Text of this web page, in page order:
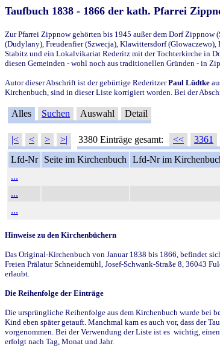
Taufbuch 1838 - 1866 der kath. Pfarrei
Zur Pfarrei Zippnow gehörten bis 1945 außer dem Dorf
(Dudylany), Freudenfier (Szwecja), Klawittersdorf
Stabitz und ein Lokalvikariat Rederitz mit der Tochterkirche in
diesen Gemeinden - wohl noch aus traditionellen Gründen - in
Autor dieser Abschrift ist der gebürtige RederitzerPaul Lüdtke
Kirchenbuch, sind in dieser Liste korrigiert worden. Bei der
Alles Suchen Auswahl Detail
|< < > >| 3380 Einträge gesamt: << 3361
Lfd-Nr
Seite im Kirchenbuch Lfd-Nr im
...
...
...
Hinweise zu den Kirchenbüchern
Das Original-Kirchenbuch von Januar 1838 bis 1866, befindet
Freien Prälatur Schneidemühl, Josef-Schwank-Straße 8, 36043
erlaubt.
Die Reihenfolge der Einträge
Die ursprüngliche Reihenfolge aus dem Kirchenbuch wurde bei
Kind eben später getauft. Manchmal kam es auch vor, dass der
vorgenommen. Bei der Verwendung der Liste ist es wichtig,
erfolgt nach Tag, Monat und Jahr.